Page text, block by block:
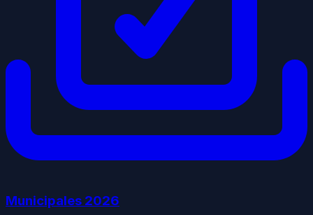
Municipales 2026